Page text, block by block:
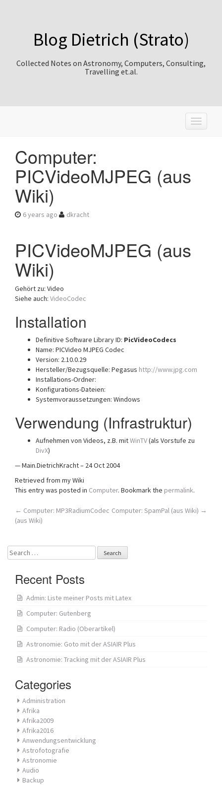
Blog Dietrich (Strato)
Collected Notes on Astronomy, Computers, Consulting,
Travelling et.al.
T
o
Computer:
PICVideoMJPEG (aus
Wiki)
6 years ago dkracht
PICVideoMJPEG (aus
Wiki)
Gehört zu: Video
Siehe auch: VideoCodec
Installation
Definitive Software Library ID: PicVideoCodecs
Name: PICVideo MJPEG Codec
Version: 2.10.0.29
Hersteller/Bezugsquelle: Pegasus http://www.jpg.com
Installations-Ordner:
Konfigurations-Dateien:
Systemvoraussetzungen: Windows
Verwendung (Infrastruktur)
Aufnehmen von Videos, z.B. mitWinTV(als Vorstufe zu
DivX)
— Main.DietrichKracht – 24 Oct 2004
Retrieved from my Wiki
This entry was posted in Computer. Bookmark the permalink.
Post
← Computer: MP3RadiumCodec
(aus Wiki)
Computer: SpamPal (aus Wiki) →
Search
for:
Recent Posts
Admin: Liste meiner Posts mit Latex
Computer: Gutenberg
Computer: Radio (Oberartikel)
Astronomie: Goto mit der ASIAIR Plus
Astronomie: Tracking mit der ASIAIR Plus
Categories
Administration
Afrika
Afrika2009
Afrika2016
Anwendungsentwicklung
Astrofotografie
Astronomie
Audio
Backup